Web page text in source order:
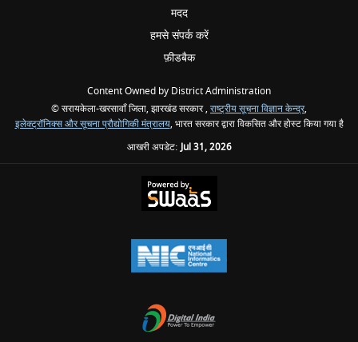
मदद
हमसे संपर्क करें
फ़ीडबैक
Content Owned by District Administration
© सरायकेला-खरसावाँ जिला, झारखंड सरकार , राष्ट्रीय सूचना विज्ञान केन्द्र,
इलेक्ट्रॉनिक्स और सूचना प्रौद्योगिकी मंत्रालय, भारत सरकार द्वारा विकसित और होस्ट किया गया है
आखरी अपडेट:Jul 31, 2026